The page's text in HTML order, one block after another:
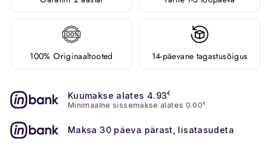
100% Originaaltooted 14-päevane tagastusõigus
Kuumakse alates 4.93€
Minimaalne sissemakse alates 0.00€
Maksa 30 päeva pärast, lisatasudeta